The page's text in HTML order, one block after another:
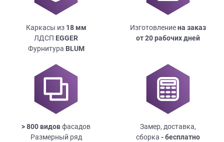
Каркасы из 18мм
ЛДСП EGGER
Фурнитура BLUM
Изготовлениена заказ
от 20 рабочих дней
> 800 видовфасадов
Размерный ряд
Замер, доставка,
сборка - бесплатно